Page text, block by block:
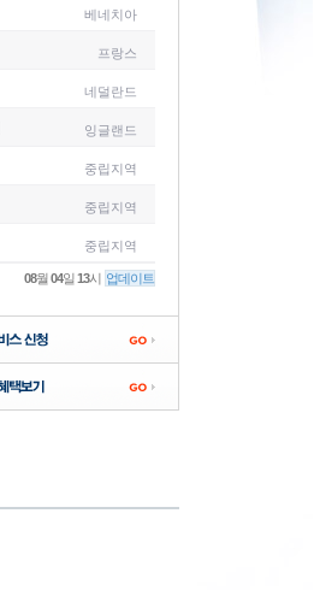
-
베네치아
프랑스
네덜란드
잉글랜드
중립지역
중립지역
중립지역
08월04일13시 업데이트